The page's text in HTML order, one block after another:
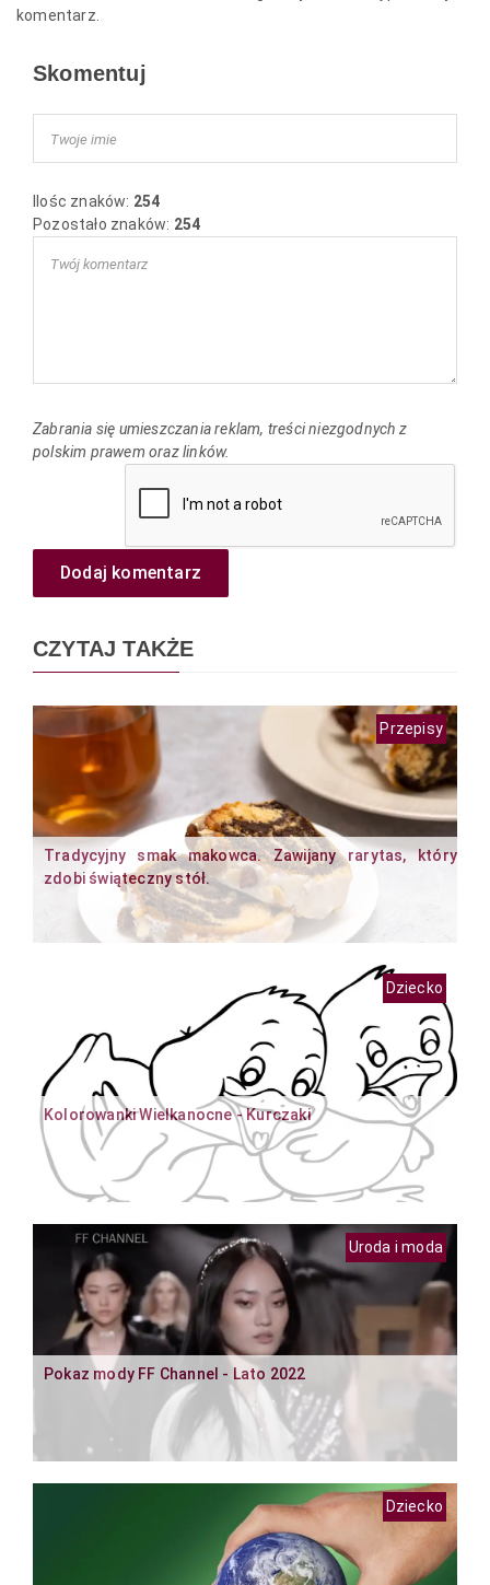
komentarz.
Skomentuj
Ilośc znaków: 254
Pozostało znaków: 254
Zabrania się umieszczania reklam, treści niezgodnych z
polskim prawem oraz linków.
Dodaj komentarz
CZYTAJ TAKŻE
Tradycyjny smak makowca. Zawijany rarytas, który
zdobi świąteczny stół.
Przepisy
Kolorowanki Wielkanocne - Kurczaki
Dziecko
Pokaz mody FF Channel - Lato 2022
Uroda i moda
Dziecko